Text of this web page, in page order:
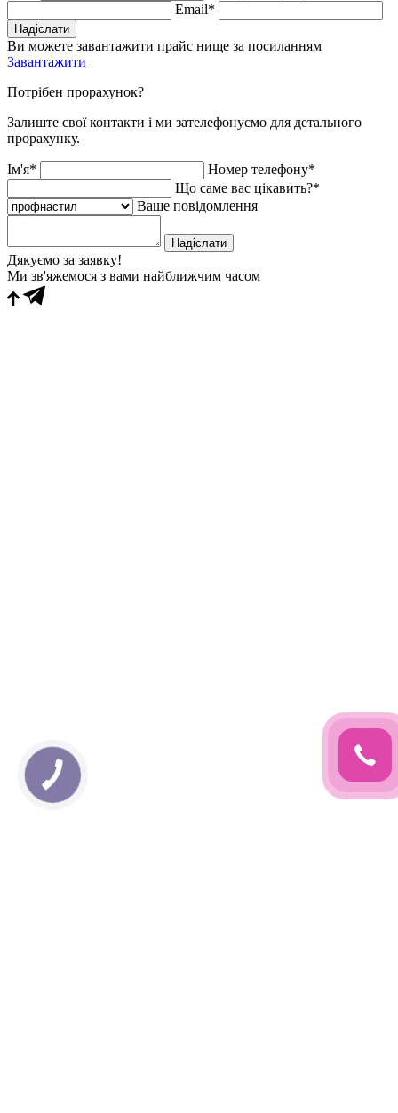
Email*
Надіслати
Ви можете завантажити прайс нище за посиланням
Завантажити
Потрібен прорахунок?
Залиште свої контакти і ми зателефонуємо для детального
прорахунку.
Ім'я*
Номер телефону*
Що саме вас цікавить?*
Ваше повідомлення
Надіслати
Дякуємо за заявку!
Ми зв'яжемося з вами найближчим часом